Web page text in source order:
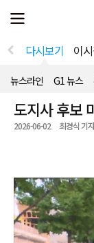
전
체
뉴
열
다시보기 이
뉴스라인 G1 뉴스
도지사 후보
2026-06-02 최경식 기